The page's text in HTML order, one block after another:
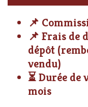
📌
📌 Frais de
dépôt
vendu)
⏳ Durée
mois